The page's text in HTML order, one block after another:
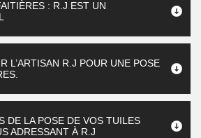
: R.J EST UN
L’ARTISAN R.J POUR UNE POSE
DE LA POSE DE VOS TUILES
ADRESSANT À R.J